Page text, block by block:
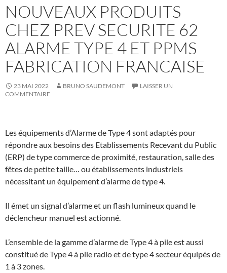
NOUVEAUX PRODUITS
CHEZ PREV SECURITE 62
ALARME TYPE 4 ET PPMS
FABRICATION FRANCAISE
23 MAI 2022 BRUNO SAUDEMONT
LAISSER UN
COMMENTAIRE
Les équipements d’Alarme de Type 4 sont adaptés pour
répondre aux besoins des Etablissements Recevant du Public
(ERP) de type commerce de proximité, restauration, salle des
fêtes de petite taille… ou établissements industriels
nécessitant un équipement d’alarme de type 4.
Il émet un signal d’alarme et un flash lumineux quand le
déclencheur manuel est actionné.
L’ensemble de la gamme d’alarme de Type 4 à pile est aussi
constitué de Type 4 à pile radio et de type 4 secteur équipés de
1 à 3 zones.